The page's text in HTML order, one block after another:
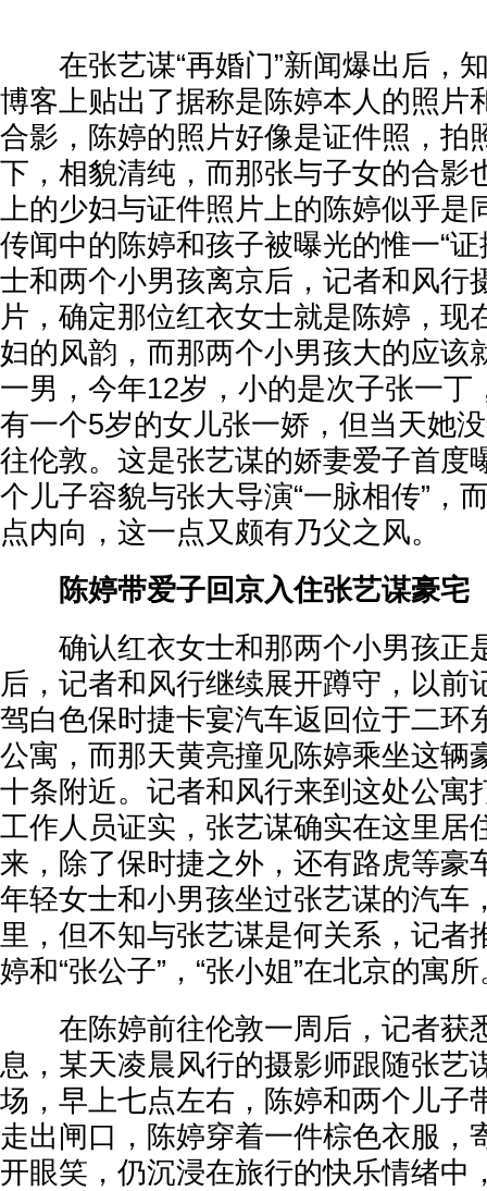
在张艺谋“再婚门”新闻爆出后，
博客上贴出了据称是陈婷本人的照片
合影，陈婷的照片好像是证件照，拍
下，相貌清纯，而那张与子女的合影
上的少妇与证件照片上的陈婷似乎是
传闻中的陈婷和孩子被曝光的惟一“
士和两个小男孩离京后，记者和风行
片，确定那位红衣女士就是陈婷，现
妇的风韵，而那两个小男孩大的应该
一男，今年12岁，小的是次子张一丁
有一个5岁的女儿张一娇，但当天她
往伦敦。这是张艺谋的娇妻爱子首度
个儿子容貌与张大导演“一脉相传”，
点内向，这一点又颇有乃父之风。
陈婷带爱子回京入住张艺谋豪宅
确认红衣女士和那两个小男孩正
后，记者和风行继续展开蹲守，以前
驾白色保时捷卡宴汽车返回位于二环
公寓，而那天黄亮撞见陈婷乘坐这辆
十条附近。记者和风行来到这处公寓
工作人员证实，张艺谋确实在这里居
来，除了保时捷之外，还有路虎等豪
年轻女士和小男孩坐过张艺谋的汽车
里，但不知与张艺谋是何关系，记者
婷和“张公子”，“张小姐”在北京的寓所
在陈婷前往伦敦一周后，记者获
息，某天凌晨风行的摄影师跟随张艺
场，早上七点左右，陈婷和两个儿子
走出闸口，陈婷穿着一件棕色衣服，
开眼笑，仍沉浸在旅行的快乐情绪中